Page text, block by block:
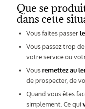
Que se
dans cette
Vous faites passer
Vous passez trop
votre service ou
Vousremettez au
de prospecter, de
Quand vous êtes
simplement. Ce qui